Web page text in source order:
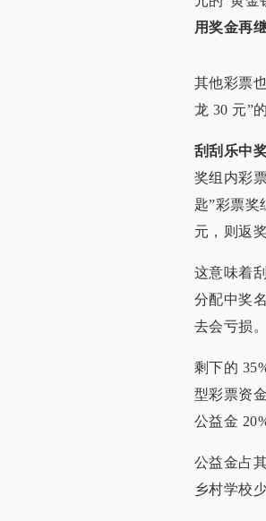
用奖金再
其他彩票
龙 30 元”
刮刮乐中
奖组内彩
匙”彩票奖
元，则返
这意味着
分配中奖
去会亏损。
剩下的
型彩票资
公益金
公益金占
乡村学校